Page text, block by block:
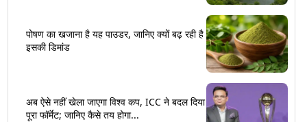
पोषण का खजाना है यह पाउडर, जानिए क्यों बढ़ रही है
इसकी डिमांड
अब ऐसे नहीं खेला जाएगा विश्व कप, ICC ने बदल दिया
पूरा फॉर्मेट; जानिए कैसे तय होगा...